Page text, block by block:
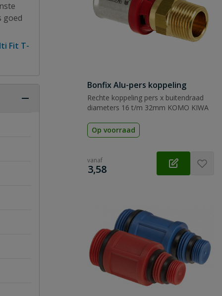
goed
Fit T-
Bonfix Alu-pers koppeling
Rechte koppeling pers x buitendraad
diameters 16 t/m 32mm KOMO KIWA
Op voorraad
vanaf
€
3,58